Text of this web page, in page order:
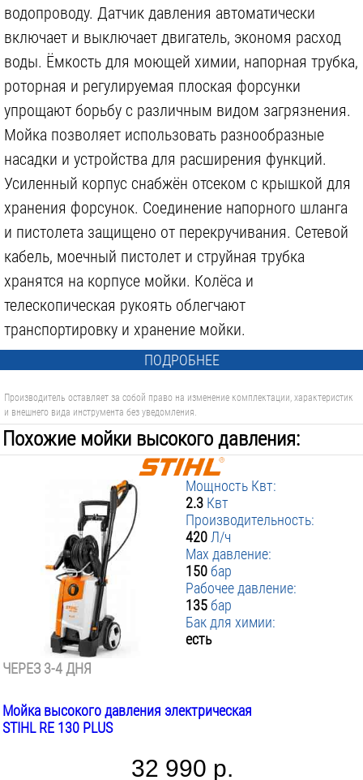
водопроводу. Датчик давления автоматически
включает и выключает двигатель, экономя расход
воды. Ёмкость для моющей химии, напорная трубка,
роторная и регулируемая плоская форсунки
упрощают борьбу с различным видом загрязнения.
Мойка позволяет использовать разнообразные
насадки и устройства для расширения функций.
Усиленный корпус снабжён отсеком с крышкой для
хранения форсунок. Соединение напорного шланга
и пистолета защищено от перекручивания. Сетевой
кабель, моечный пистолет и струйная трубка
хранятся на корпусе мойки. Колёса и
телескопическая рукоять облегчают
транспортировку и хранение мойки.
ПОДРОБНЕЕ
Производитель оставляет за собой право на изменение комплектации, характеристик
и внешнего вида инструмента без уведомления.
Похожие мойки высокого давления:
Мощность Квт:
2.3 Квт
Производительность:
420Л/ч
Max давление:
150бар
Рабочее давление:
135бар
Бак для химии:
есть
ЧЕРЕЗ 3-4 ДНЯ
Мойка высокого давления электрическая
STIHL RE 130 PLUS
32 990 р.